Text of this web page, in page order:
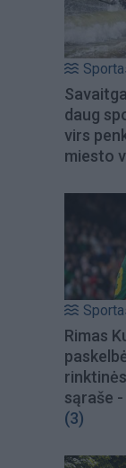
daug
virs
miesto
Rimas
sąraše
(3)